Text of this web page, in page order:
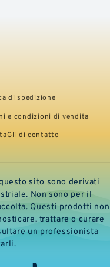
di spedizione
e condizioni di vendita
di contatto
sito sono derivati
Non sono per il
Questi prodotti non
trattare o curare
un professionista